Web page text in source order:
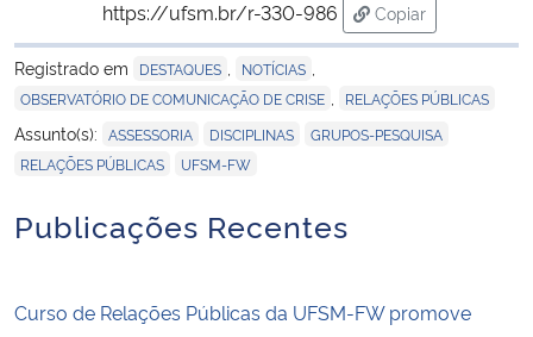
https://ufsm.br/r-330-986
Copiar
para área de
Registrado em
DESTAQUES NOTÍCIAS
OBSERVATÓRIO DE COMUNICAÇÃO DE CRISE RELAÇÕES PÚBLICAS
Assunto(s): ASSESSORIA DISCIPLINAS GRUPOS-PESQUISA
RELAÇÕES PÚBLICAS UFSM-FW
Publicações Recentes
Curso de Relações Públicas da UFSM-FW promove